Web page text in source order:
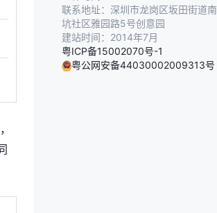
联系地址：深圳市龙岗区坂田街道南
坑社区雅园路5号创意园
建站时间：2014年7月
粤ICP备15002070号-1
粤公网安备44030002009313号